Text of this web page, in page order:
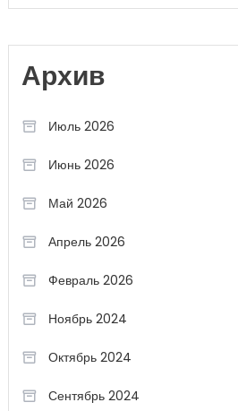
Архив
Июль 2026
Июнь 2026
Май 2026
Апрель 2026
Февраль 2026
Ноябрь 2024
Октябрь 2024
Сентябрь 2024